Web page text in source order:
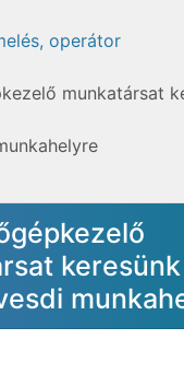
operátor
munkatársat
keresünk